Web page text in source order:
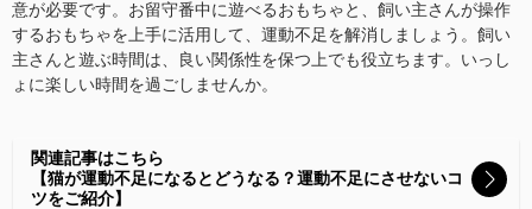
意が必要です。お留守番中に遊べるおもちゃと、飼い主さんが操作
するおもちゃを上手に活用して、運動不足を解消しましょう。飼い
主さんと遊ぶ時間は、良い関係性を保つ上でも役立ちます。いっし
ょに楽しい時間を過ごしませんか。
関連記事はこちら
【猫が運動不足になるとどうなる？運動不足にさせないコ
ツをご紹介】